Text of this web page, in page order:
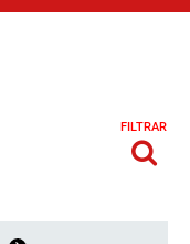
FILTRAR